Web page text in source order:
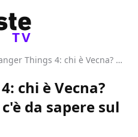
TV
Stranger Things 4: chi è Vecna? Tutto quello che c'è da sapere sul villain
chi è Vecna?
da sapere sul